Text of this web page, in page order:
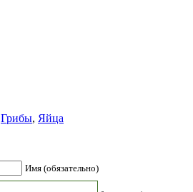
Грибы, Яйца
Имя (обязательно)